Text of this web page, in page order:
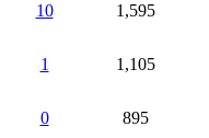
10 1,595
1 1,105
0 895